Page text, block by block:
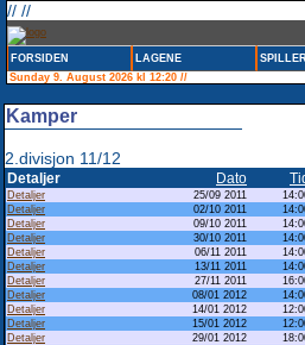
// //
FORSIDEN LAGENE
Sunday 9. August 2026 kl 12:20 //
Kamper
2.divisjon 11/12
Detaljer Dato
Detaljer 25/09 2011
Detaljer
02/10 2011
Detaljer
09/10 2011
Detaljer
30/10 2011
Detaljer
06/11 2011
Detaljer
13/11 2011
Detaljer
27/11 2011
Detaljer
08/01 2012
Detaljer
14/01 2012
Detaljer
15/01 2012
Detaljer
29/01 2012